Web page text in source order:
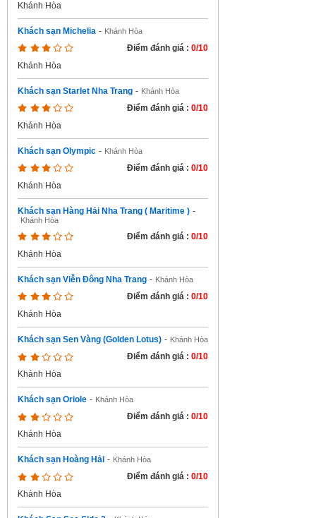
Khánh Hòa
Khách sạn Michelia - Khánh Hòa
Điểm đánh giá : 0/10
Khánh Hòa
Khách sạn Starlet Nha Trang - Khánh Hòa
Điểm đánh giá : 0/10
Khánh Hòa
Khách sạn Olympic - Khánh Hòa
Điểm đánh giá : 0/10
Khánh Hòa
Khách sạn Hàng Hải Nha Trang ( Maritime ) -
Khánh Hòa
Điểm đánh giá : 0/10
Khánh Hòa
Khách sạn Viễn Đông Nha Trang - Khánh Hòa
Điểm đánh giá : 0/10
Khánh Hòa
Khách sạn Sen Vàng (Golden Lotus) - Khánh Hòa
Điểm đánh giá : 0/10
Khánh Hòa
Khách sạn Oriole - Khánh Hòa
Điểm đánh giá : 0/10
Khánh Hòa
Khách sạn Hoàng Hải - Khánh Hòa
Điểm đánh giá : 0/10
Khánh Hòa